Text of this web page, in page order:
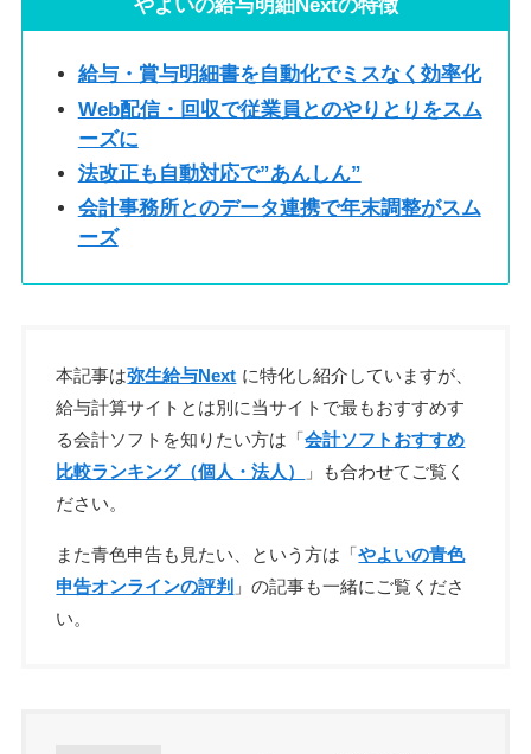
やよいの給与明細Nextの特徴
給与・賞与明細書を自動化でミスなく効率化
Web配信・回収で従業員とのやりとりをスム
ーズに
法改正も自動対応で”あんしん”
会計事務所とのデータ連携で年末調整がスム
ーズ
本記事は弥生給与Next に特化し紹介していますが、
給与計算サイトとは別に当サイトで最もおすすめす
る会計ソフトを知りたい方は「会計ソフトおすすめ
比較ランキング（個人・法人）
」も合わせてご覧く
ださい。
また青色申告も見たい、という方は「やよいの青色
申告オンラインの評判 」の記事も一緒にご覧くださ
い。